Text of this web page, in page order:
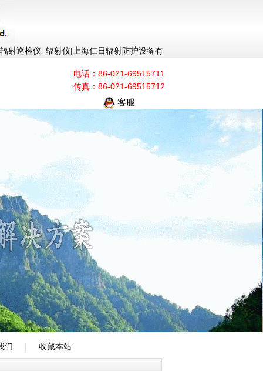
射巡检仪_辐射仪|上海仁日辐射防护设备有
电话：86-021-69515711
传真：86-021-69515712
客服
们 | 收藏本站